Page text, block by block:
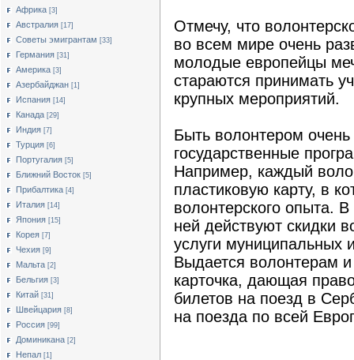
Африка [3]
Австралия [17]
Cоветы эмигрантам [33]
Германия [31]
Америка [3]
Азербайджан [1]
Испания [14]
Канада [29]
Индия [7]
Турция [6]
Португалия [5]
Ближний Восток [5]
Прибалтика [4]
Италия [14]
Япония [15]
Корея [7]
Чехия [9]
Мальта [2]
Бельгия [3]
Китай [31]
Швейцария [8]
Россия [99]
Доминикана [2]
Непал [1]
Отмечу, что
во всем мире очень
молодые европейцы
стараются принимать
крупных мероприятий.
Быть волонтером
государственные
Например, каждый
пластиковую карту, в
волонтерского опыта.
ней действуют скидки
услуги муниципальных
Выдается волонтерам
карточка, дающая
билетов на поезд в
на поезда по всей